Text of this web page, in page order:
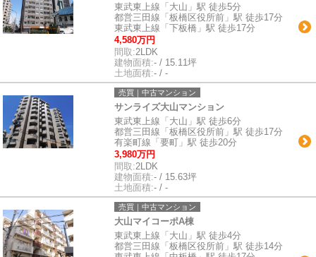
東武東上線「大山」駅 徒歩5分
都営三田線「板橋区役所前」駅 徒歩17分
東武東上線「下板橋」駅 徒歩17分
4,580万円
間取:2LDK
建物面積:- / 15.11坪
土地面積:- / -
売買｜中古マンション
サンライズ大山マンション
東武東上線「大山」駅 徒歩6分
都営三田線「板橋区役所前」駅 徒歩17分
有楽町線「要町」駅 徒歩20分
3,980万円
間取:2LDK
建物面積:- / 15.63坪
土地面積:- / -
売買｜中古マンション
大山マイコーポA棟
東武東上線「大山」駅 徒歩4分
都営三田線「板橋区役所前」駅 徒歩14分